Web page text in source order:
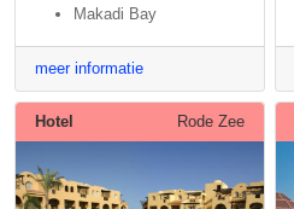
Makadi Bay
meer informatie
Hotel Rode Zee